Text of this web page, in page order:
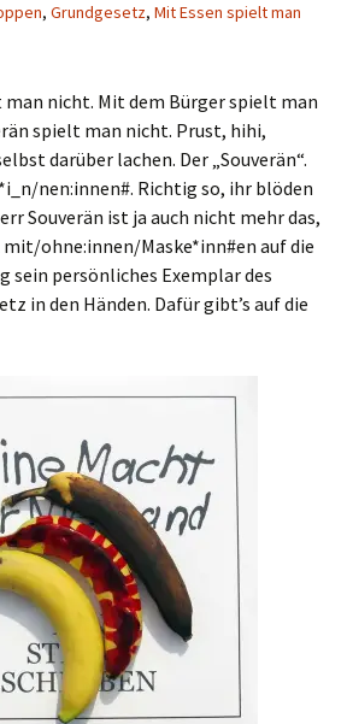
, Grundgesetz, Mit Essen spielt man
man nicht. Mit dem Bürger spielt man
spielt man nicht. Prust, hihi,
darüber lachen. Der „Souverän“.
nen:innen#. Richtig so, ihr blöden
Souverän ist ja auch nicht mehr das,
mit/ohne:innen/Maske*inn#en auf die
sein persönliches Exemplar des
in den Händen. Dafür gibt’s auf die